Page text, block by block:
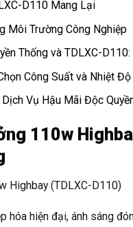
D110 Mang Lại
Môi Trường Công Nghiệp
Thống và TDLXC-
Công Suất và Nhiệt
Vụ Hậu Mãi Độc
110w
hóa hiện đại, ánh sáng